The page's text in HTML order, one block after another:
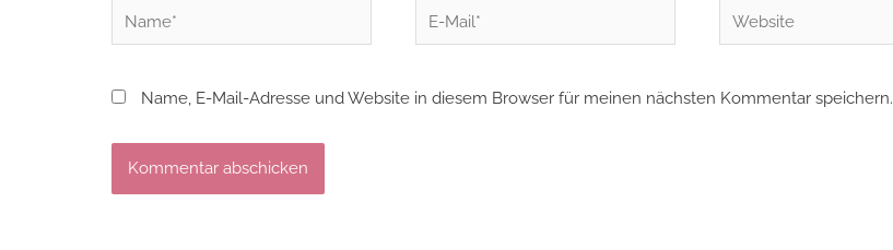
Name*
E-
Mail*
Website
Name, E-Mail-Adresse und Website in diesem Browser für meinen nächsten Kommentar speichern.